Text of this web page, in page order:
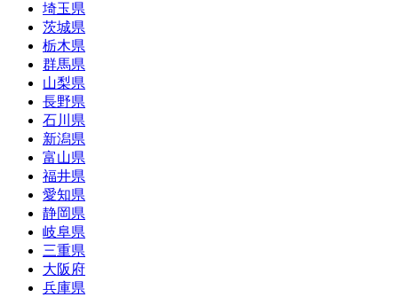
埼玉県
茨城県
栃木県
群馬県
山梨県
長野県
石川県
新潟県
富山県
福井県
愛知県
静岡県
岐阜県
三重県
大阪府
兵庫県